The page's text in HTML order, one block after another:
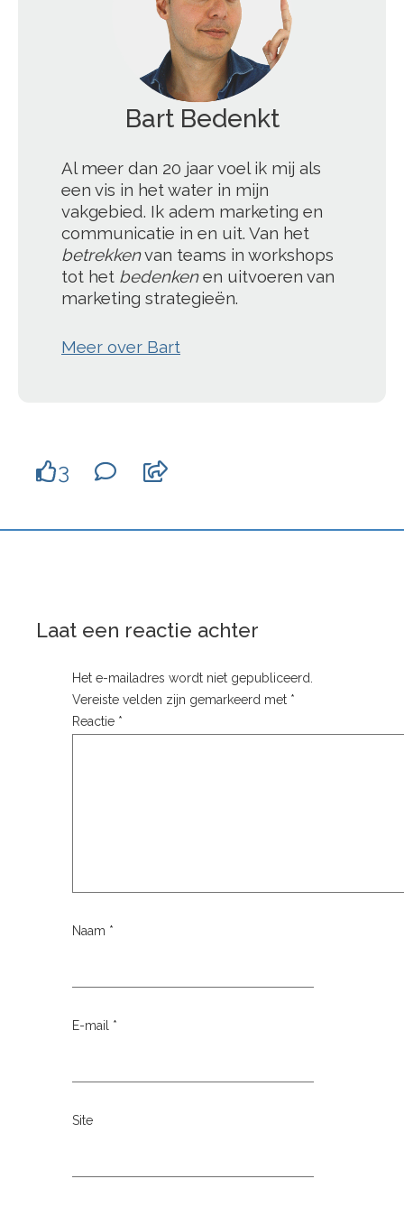
';
Bart Bedenkt
Al meer dan 20 jaar voel ik mij als
een vis in het water in mijn
vakgebied. Ik adem marketing en
communicatie in en uit. Van het
betrekkenvan teams in workshops
tot het bedenkenen uitvoeren van
marketing strategieën.
Meer over Bart
3
Laat een reactie achter
Het e-mailadres wordt niet gepubliceerd.
Vereiste velden zijn gemarkeerd met *
Reactie *
Naam *
E-mail *
Site